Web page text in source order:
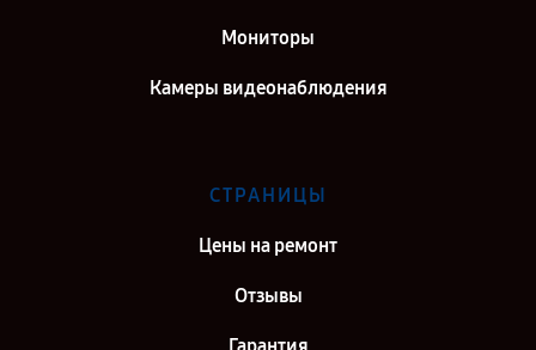
Мониторы
Камеры видеонаблюдения
СТРАНИЦЫ
Цены на ремонт
Отзывы